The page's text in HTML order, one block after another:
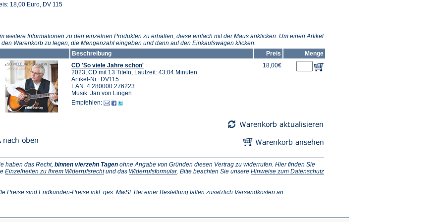
18,00 Euro, DV 115
weitere Informationen zu den einzelnen Produkten zu erhalten, diese einfach mit der Maus anklicken. Um einen Artikel
den Warenkorb zu legen, die Mengenzahl eingeben und dann auf den Einkaufswagen klicken.
Beschreibung
Preis
Menge
CD 'So viele Jahre schon'
2023, CD mit 13 Titeln, Laufzeit: 43:04 Minuten
Artikel-Nr.: DV115
EAN: 4 280000 276223
Musik: Jan von Lingen
Empfehlen:
18,00€
haben das Recht, binnen vierzehn Tagen ohne Angabe von Gründen diesen Vertrag zu widerrufen. Hier finden Sie
Einzelheiten zu Ihrem Widerrufsrecht(Öffnet
neuen
und das Widerrufsformular(Öffnet
neuen
. Bitte beachten Sie unsere Hinweise zum Datenschutz
Preise sind Endkunden-Preise inkl. ges. MwSt. Bei einer Bestellung fallen zusätzlich Versandkosten (Öffnet
Tab)
an.